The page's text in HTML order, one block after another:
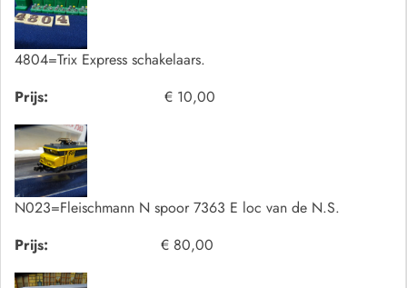
4804=Trix Express schakelaars.
Prijs:
€ 10,00
N023=Fleischmann N spoor 7363 E loc van de N.S.
Prijs:
€ 80,00